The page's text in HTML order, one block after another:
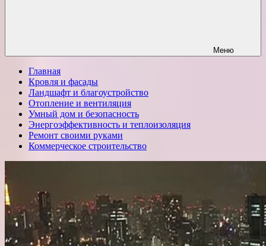
Меню
Главная
Кровля и фасады
Ландшафт и благоустройство
Отопление и вентиляция
Умный дом и безопасность
Энергоэффективность и теплоизоляция
Ремонт своими руками
Коммерческое строительство